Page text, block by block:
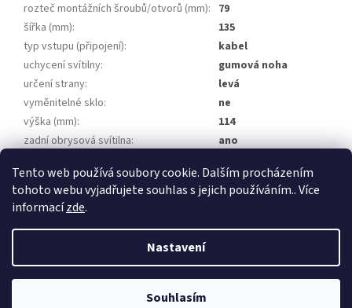
Tento web používá soubory cookie. Dalším procházením
tohoto webu vyjadřujete souhlas s jejich používáním.. Více
informacízde.
Nastavení
Souhlasím
rozteč montážních šroubů/otvorů (mm): 79
šířka (mm):
135
typ vstupu (připojení):
kabel
uchycení svítilny:
gumová noha
určení strany:
levá
vyměnitelné sklo:
ne
výška (mm):
114
zadní obrysová svítilna:
ano
Copyright 2026Přívěsy za auto, přívěsné vozíky. Všechna práva
vyhrazena.